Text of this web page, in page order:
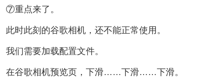
⑦重点来了。
此时此刻的谷歌相机，还不能正常使用。
我们需要加载配置文件。
在谷歌相机预览页，下滑……下滑……下滑。